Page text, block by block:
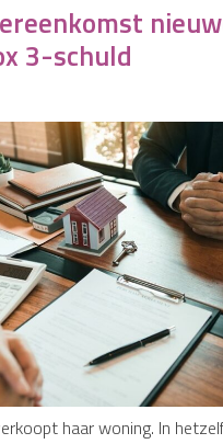
3-schuld
haar woning. In